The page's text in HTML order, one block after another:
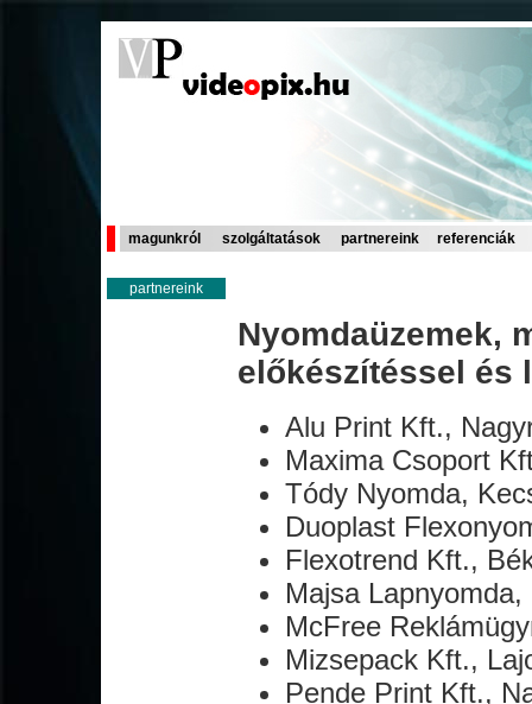
magunkról szolgáltatások partnereink referenciák
partnereink
Nyomdaüzemek,
előkészítéssel és
Alu Print Kft.,
Maxima Csoport
Tódy Nyomda,
Duoplast
Flexotrend Kft.,
Majsa
McFree
Mizsepack Kft.,
Pende Print Kft.,